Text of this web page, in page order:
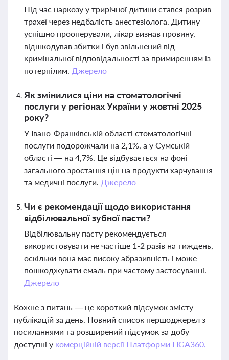
Під час наркозу у трирічної дитини стався розрив
трахеї через недбалість анестезіолога. Дитину
успішно прооперували, лікар визнав провину,
відшкодував збитки і був звільнений від
кримінальної відповідальності за примиренням із
потерпілим. Джерело
Як змінилися ціни на стоматологічні
послуги у регіонах України у жовтні 2025
року?
У Івано-Франківській області стоматологічні
послуги подорожчали на 2,1%, а у Сумській
області — на 4,7%. Це відбувається на фоні
загального зростання цін на продукти харчування
та медичні послуги. Джерело
Чи є рекомендації щодо використання
відбілювальної зубної пасти?
Відбілювальну пасту рекомендується
використовувати не частіше 1-2 разів на тиждень,
оскільки вона має високу абразивність і може
пошкоджувати емаль при частому застосуванні.
Джерело
Кожне з питань — це короткий підсумок змісту
публікацій за день. Повний список першоджерел з
посиланнями та розширений підсумок за добу
доступні у комерційній версії Платформи LIGA360.